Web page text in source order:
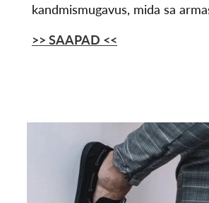
kandmismugavus, mida sa
>> SAAPAD <<